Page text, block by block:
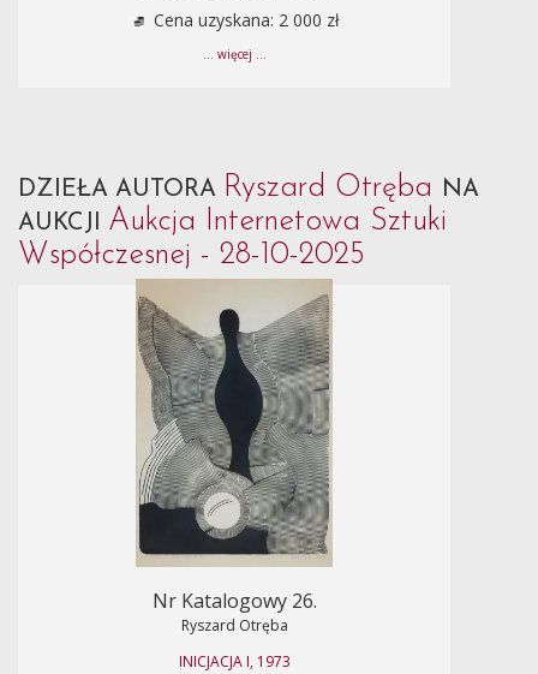
Cena uzyskana: 2 000 zł
... więcej ...
DZIEŁA AUTORA Ryszard Otręba NA
AUKCJI Aukcja Internetowa Sztuki
Współczesnej - 28-10-2025
Nr Katalogowy 26.
Ryszard Otręba
INICJACJA I, 1973